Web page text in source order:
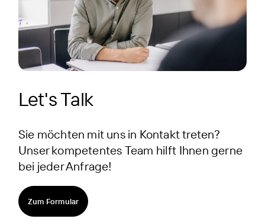
Let's Talk
Sie möchten mit uns in Kontakt treten?
Unser kompetentes Team hilft Ihnen gerne
bei jeder Anfrage!
Zum Formular